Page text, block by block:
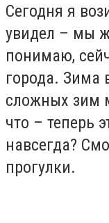
Сегодня я
увидел – мы
понимаю,
города. Зима
сложных зим
что – теперь
навсегда?
прогулки.